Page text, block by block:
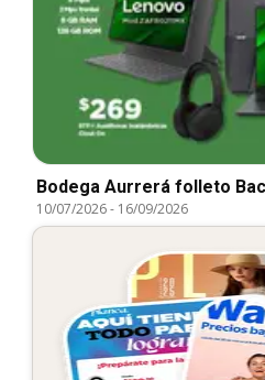
Bodega Aurrerá folleto
10/07/2026- 16/09/2026